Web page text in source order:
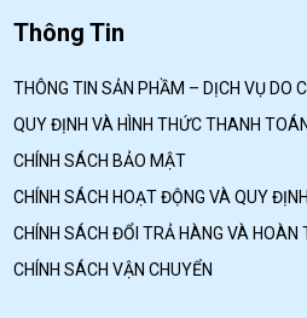
Thông Tin
THÔNG TIN SẢN PHẦM – DỊCH VỤ DO
QUY ĐỊNH VÀ HÌNH THỨC THANH
CHÍNH SÁCH BẢO MẬT
CHÍNH SÁCH HOẠT ĐỘNG VÀ QUY
CHÍNH SÁCH ĐỔI TRẢ HÀNG VÀ HOÀN
CHÍNH SÁCH VẬN CHUYỂN